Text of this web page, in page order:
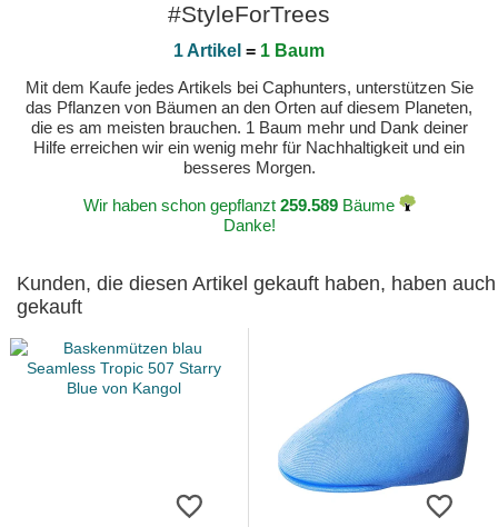
#StyleForTrees
1 Artikel = 1 Baum
Mit dem Kaufe jedes Artikels bei Caphunters, unterstützen Sie
das Pflanzen von Bäumen an den Orten auf diesem Planeten,
die es am meisten brauchen. 1 Baum mehr und Dank deiner
Hilfe erreichen wir ein wenig mehr für Nachhaltigkeit und ein
besseres Morgen.
Wir haben schon gepflanzt 259.589Bäume
Danke!
Kunden, die diesen Artikel gekauft haben, haben auch
gekauft